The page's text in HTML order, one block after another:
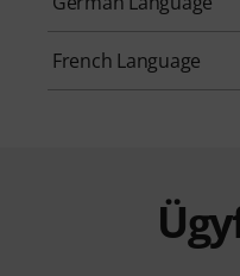
French Language